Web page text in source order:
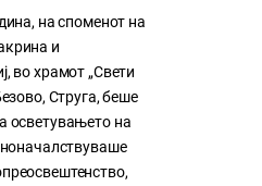
на споменот на
и
во храмот „Свети
Струга, беше
осветувањето на